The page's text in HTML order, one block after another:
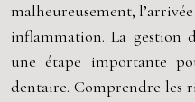
malheureusement,
inflammation. La gestion
une étape importante
dentaire. Comprendre les